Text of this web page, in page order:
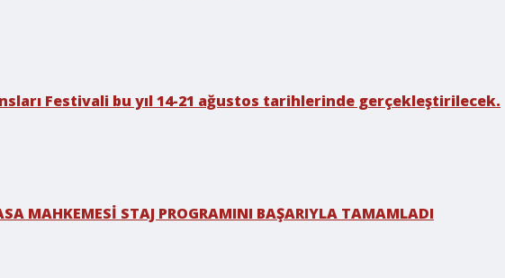
Festivali bu yıl 14-21 ağustos tarihlerinde gerçekleştirilecek.
MAHKEMESİ STAJ PROGRAMINI BAŞARIYLA TAMAMLADI